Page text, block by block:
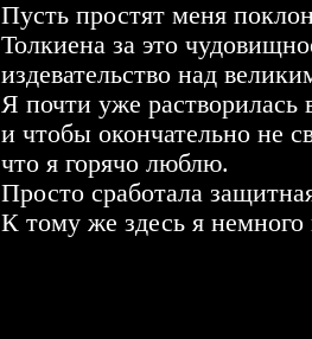
Пусть простят меня
Толкиена за это
издевательство над
Я почти уже растворилась
и чтобы окончательно не
что я горячо люблю.
Просто сработала
К тому же здесь я немного